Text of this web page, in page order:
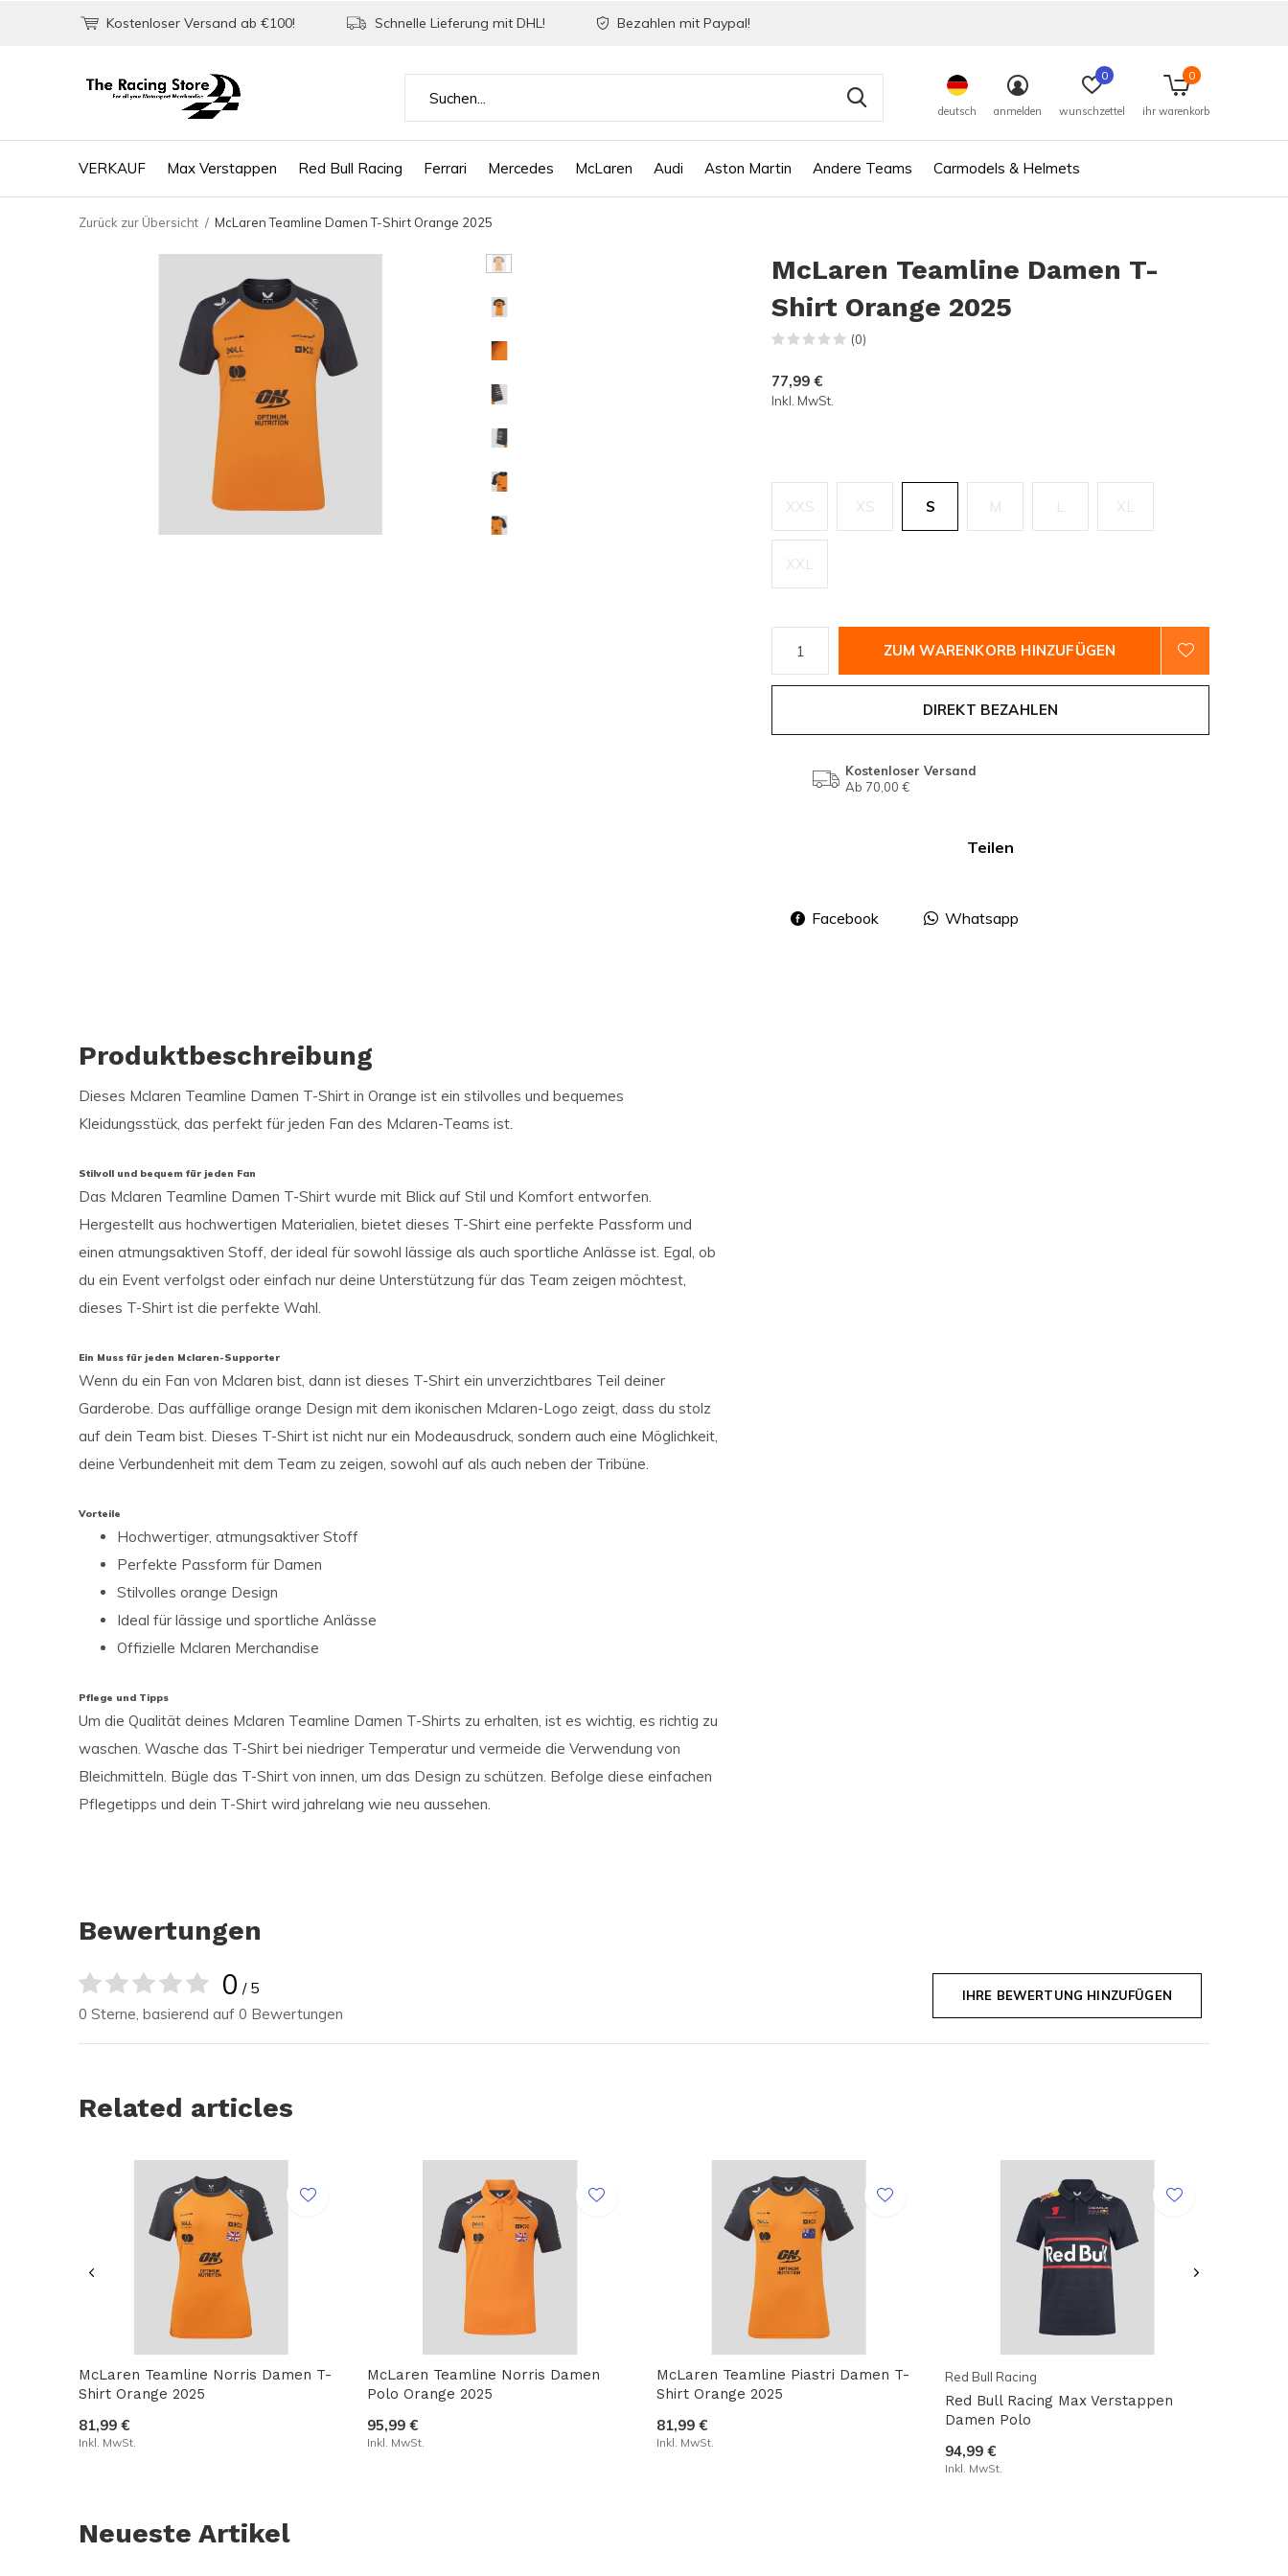
VERKAUF Max Verstappen Red Bull Racing Ferrari Mercedes McLaren Audi Aston Martin Andere Teams Carmodels & Helmets
deutsch anmelden wunschzettel
0
ihr warenkorb
0
Kostenloser Versand ab €100! Schnelle Lieferung mit DHL! Bezahlen mit Paypal!
Zurück zur Übersicht McLaren Teamline Damen T-Shirt Orange 2025
McLaren Teamline Damen T-
Shirt Orange 2025
(0)
77,99 €
Inkl. MwSt.
XXS XS S M L XL
XXL
ZUM WARENKORB HINZUFÜGEN
DIREKT BEZAHLEN
Kostenloser Versand
Ab 70,00 €
Teilen
Facebook Whatsapp
Produktbeschreibung
Dieses Mclaren Teamline Damen T-Shirt in Orange ist ein stilvolles und bequemes
Kleidungsstück, das perfekt für jeden Fan des Mclaren-Teams ist.
Stilvoll und bequem für jeden Fan
Das Mclaren Teamline Damen T-Shirt wurde mit Blick auf Stil und Komfort entworfen.
Hergestellt aus hochwertigen Materialien, bietet dieses T-Shirt eine perfekte Passform und
einen atmungsaktiven Stoff, der ideal für sowohl lässige als auch sportliche Anlässe ist. Egal, ob
du ein Event verfolgst oder einfach nur deine Unterstützung für das Team zeigen möchtest,
dieses T-Shirt ist die perfekte Wahl.
Ein Muss für jeden Mclaren-Supporter
Wenn du ein Fan von Mclaren bist, dann ist dieses T-Shirt ein unverzichtbares Teil deiner
Garderobe. Das auffällige orange Design mit dem ikonischen Mclaren-Logo zeigt, dass du stolz
auf dein Team bist. Dieses T-Shirt ist nicht nur ein Modeausdruck, sondern auch eine Möglichkeit,
deine Verbundenheit mit dem Team zu zeigen, sowohl auf als auch neben der Tribüne.
Vorteile
Hochwertiger, atmungsaktiver Stoff
Perfekte Passform für Damen
Stilvolles orange Design
Ideal für lässige und sportliche Anlässe
Offizielle Mclaren Merchandise
Pflege und Tipps
Um die Qualität deines Mclaren Teamline Damen T-Shirts zu erhalten, ist es wichtig, es richtig zu
waschen. Wasche das T-Shirt bei niedriger Temperatur und vermeide die Verwendung von
Bleichmitteln. Bügle das T-Shirt von innen, um das Design zu schützen. Befolge diese einfachen
Pflegetipps und dein T-Shirt wird jahrelang wie neu aussehen.
Bewertungen
0 / 5
0 Sterne, basierend auf 0 Bewertungen
IHRE BEWERTUNG HINZUFÜGEN
Related articles
McLaren Teamline Norris Damen T-
Shirt Orange 2025
81,99 €
Inkl. MwSt.
McLaren Teamline Norris Damen
Polo Orange 2025
95,99 €
Inkl. MwSt.
McLaren Teamline Piastri Damen T-
Shirt Orange 2025
81,99 €
Inkl. MwSt.
Red Bull Racing
Red Bull Racing Max Verstappen
Damen Polo
94,99 €
Inkl. MwSt.
Neueste Artikel